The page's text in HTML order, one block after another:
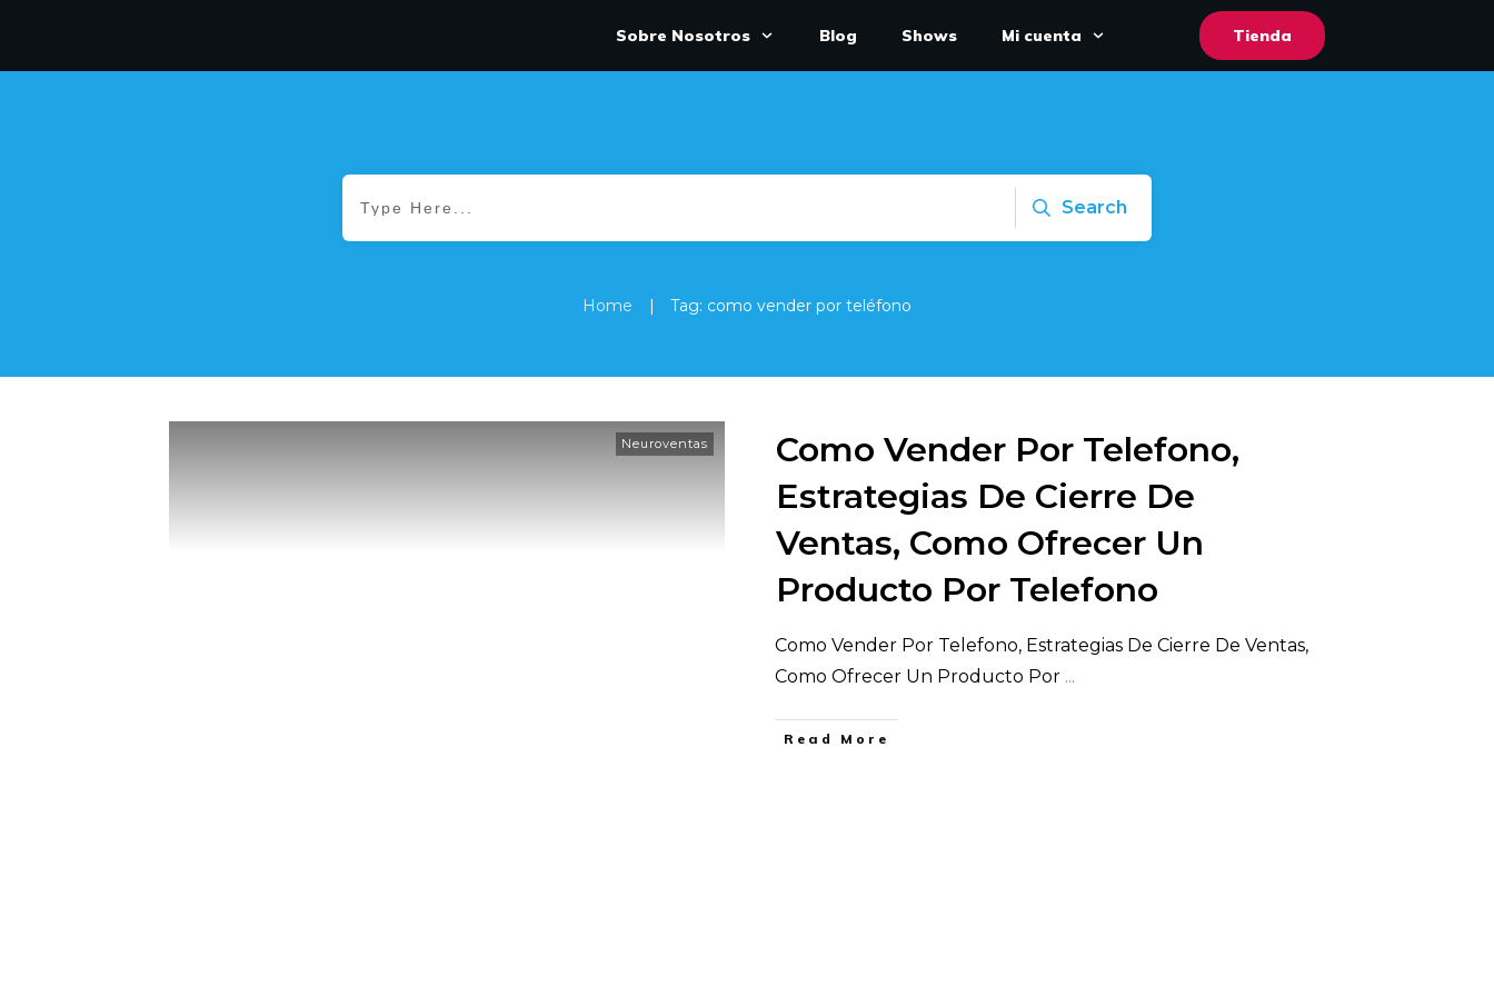
Sobre Nosotros Blog Shows Mi cuenta Tienda
Search
Home | Tag: como vender por teléfono
Neuroventas
Como Vender Por Telefono,
Estrategias De Cierre De
Ventas, Como Ofrecer Un
Producto Por Telefono
Como Vender Por Telefono, Estrategias De Cierre De Ventas,
Como Ofrecer Un Producto Por ...
​Read More